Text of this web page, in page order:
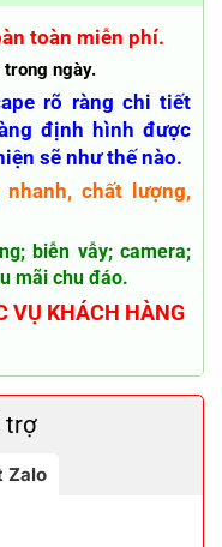
toàn miễn phí.
trong ngày.
rõ ràng chi tiết
định hình được
sẽ như thế nào.
chất lượng,
biễn vẫy; camera;
mãi chu đáo.
VỤ KHÁCH HÀNG
trợ
Zalo